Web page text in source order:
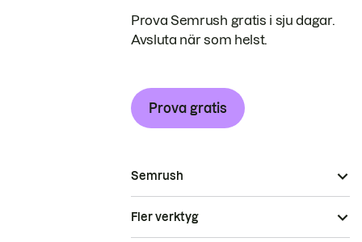
Prova Semrush gratis i sju dagar.
Avsluta när som helst.
Prova gratis
Semrush
Fler verktyg